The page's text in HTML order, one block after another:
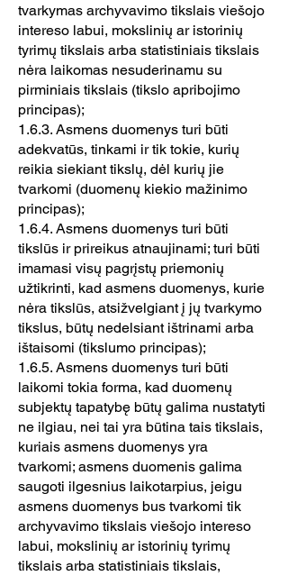
tvarkymas archyvavimo tikslais viešojo
intereso labui, mokslinių ar istorinių
tyrimų tikslais arba statistiniais tikslais
nėra laikomas nesuderinamu su
pirminiais tikslais (tikslo apribojimo
principas);
1.6.3. Asmens duomenys turi būti
adekvatūs, tinkami ir tik tokie, kurių
reikia siekiant tikslų, dėl kurių jie
tvarkomi (duomenų kiekio mažinimo
principas);
1.6.4. Asmens duomenys turi būti
tikslūs ir prireikus atnaujinami; turi būti
imamasi visų pagrįstų priemonių
užtikrinti, kad asmens duomenys, kurie
nėra tikslūs, atsižvelgiant į jų tvarkymo
tikslus, būtų nedelsiant ištrinami arba
ištaisomi (tikslumo principas);
1.6.5. Asmens duomenys turi būti
laikomi tokia forma, kad duomenų
subjektų tapatybę būtų galima nustatyti
ne ilgiau, nei tai yra būtina tais tikslais,
kuriais asmens duomenys yra
tvarkomi; asmens duomenis galima
saugoti ilgesnius laikotarpius, jeigu
asmens duomenys bus tvarkomi tik
archyvavimo tikslais viešojo intereso
labui, mokslinių ar istorinių tyrimų
tikslais arba statistiniais tikslais,